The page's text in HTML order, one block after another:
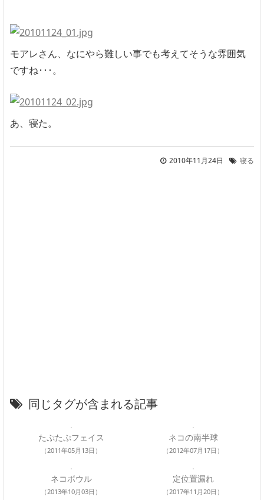
モアレさん、なにやら難しい事でも考えてそうな雰囲気
ですね･･･。
あ、寝た。
2010年11月24日 寝る
同じタグが含まれる記事
たぷたぷフェイス
（2011年05月13日）
ネコの南半球
（2012年07月17日）
ネコボウル
（2013年10月03日）
定位置漏れ
（2017年11月20日）